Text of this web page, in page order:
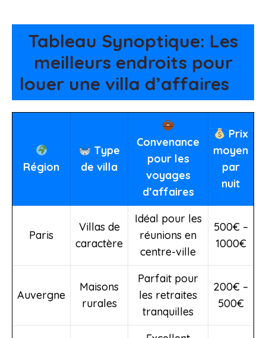
Tableau Synoptique: Les
meilleurs endroits pour
louer une villa d’affaires
Région
Type
de villa
Convenance
pour les
voyages
d’affaires
Prix
moyen
par
nuit
Paris
Villas de
caractère
Idéal pour les
réunions en
centre-ville
500€ –
1000€
Auvergne
Maisons
rurales
Parfait pour
les retraites
tranquilles
200€ –
500€